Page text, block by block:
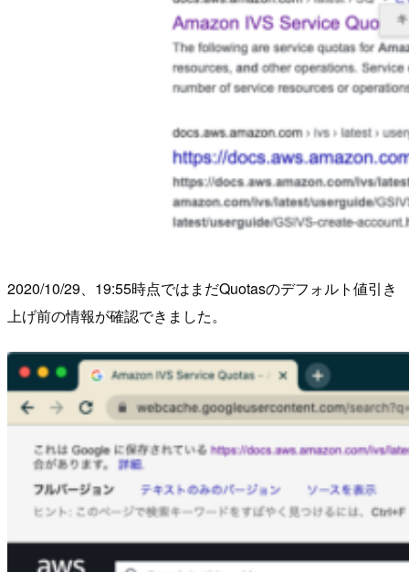
2020/10/29、19:55時点ではまだQuotasのデフォルト値引き
上げ前の情報が確認できました。